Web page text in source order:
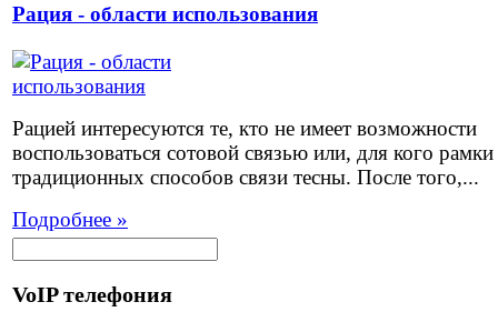
Рация - области использования
Рацией интересуются те, кто не имеет возможности
воспользоваться сотовой связью или, для кого рамки
традиционных способов связи тесны. После того,...
Подробнее »
VoIP телефония